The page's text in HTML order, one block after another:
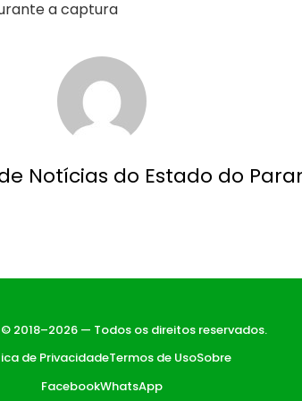
a captura
Notícias do Estado do
© 2018–2026 — Todos os direitos reservados.
de PrivacidadeTermos de UsoSobre
FacebookWhatsApp